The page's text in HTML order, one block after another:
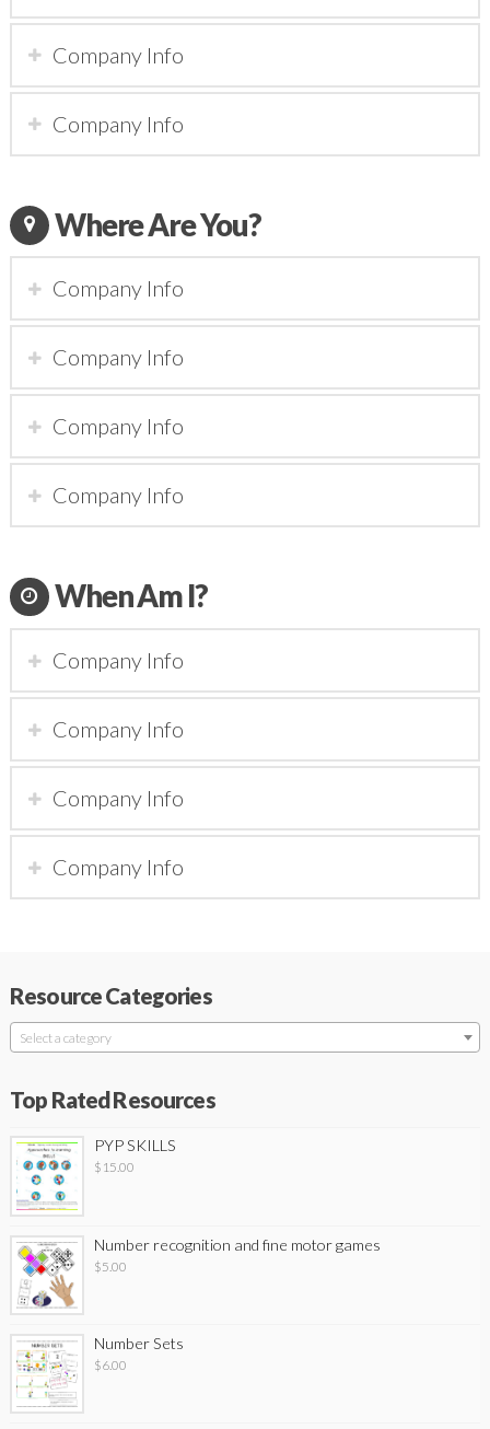
Company Info
Company Info
Where Are You?
Company Info
Company Info
Company Info
Company Info
When Am I?
Company Info
Company Info
Company Info
Company Info
Resource Categories
Select a category
Top Rated Resources
PYP SKILLS
$ 15.00
Number recognition and fine motor games
$5.00
Number Sets
$6.00